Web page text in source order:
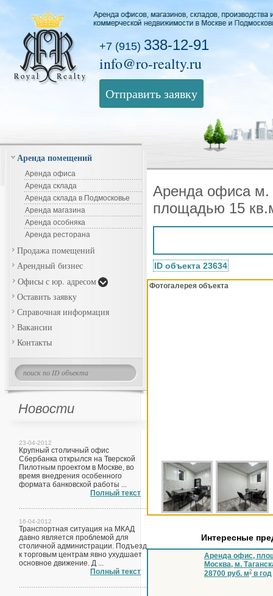
+7 (915) 338-12-91
info@ro-realty.ru
Отправить заявку
Аренда помещений
Аренда офиса
Аренда склада
Аренда склада в Подмосковье
Аренда магазина
Аренда особняка
Аренда ресторана
Продажа помещений
Арендный бизнес
Офисы с юр. адресом
Оставить заявку
Справочная информация
Вакансии
Контакты
Новости
23-04-2012
Крупный столичный офис
Сбербанка открылся на Тверской
Пилотным проектом в Москве, во
время внедрения особенного
формата банковской работы ...
Полный текст
16-04-2012
Транспортная ситуация на МКАД
давно является проблемой для
столичной администрации. Подъезд
к торговым центрам явно ухудшает
основное движение. Д ...
Полный текст
Аренда офиса м.
площадью 15
ID объекта 23634
Фотогалерея объекта
Интересные
Аренда офис,
Москва, м.
28700 руб. м2 в год